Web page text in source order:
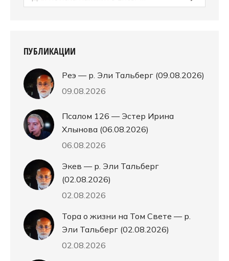
ПУБЛИКАЦИИ
Реэ — р. Эли Тальберг (09.08.2026)
09.08.2026
Псалом 126 — Эстер Ирина
Хлынова (06.08.2026)
06.08.2026
Экев — р. Эли Тальберг
(02.08.2026)
02.08.2026
Тора о жизни на Том Свете — р.
Эли Тальберг (02.08.2026)
02.08.2026